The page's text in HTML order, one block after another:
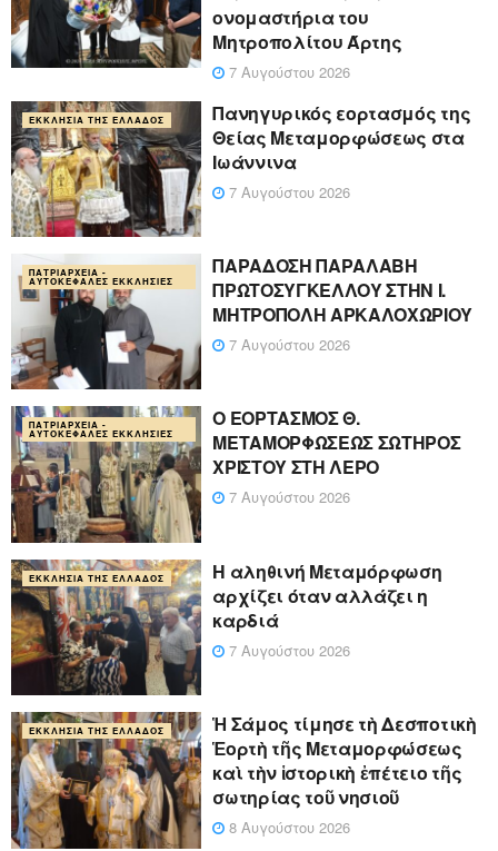
ονομαστήρια του
Μητροπολίτου Άρτης
7 Αυγούστου 2026
ΕΚΚΛΗΣΊΑ ΤΗΣ ΕΛΛΆΔΟΣ
Πανηγυρικός εορτασμός της
Θείας Μεταμορφώσεως στα
Ιωάννινα
7 Αυγούστου 2026
ΠΑΤΡΙΑΡΧΕΊΑ -
ΑΥΤΟΚΈΦΑΛΕΣ ΕΚΚΛΗΣΊΕΣ
ΠΑΡΑΔΟΣΗ ΠΑΡΑΛΑΒΗ
ΠΡΩΤΟΣΥΓΚΕΛΛΟΥ ΣΤΗΝ Ι.
ΜΗΤΡΟΠΟΛΗ ΑΡΚΑΛΟΧΩΡΙΟΥ
7 Αυγούστου 2026
ΠΑΤΡΙΑΡΧΕΊΑ -
ΑΥΤΟΚΈΦΑΛΕΣ ΕΚΚΛΗΣΊΕΣ
Ο ΕΟΡΤΑΣΜΟΣ Θ.
ΜΕΤΑΜΟΡΦΩΣΕΩΣ ΣΩΤΗΡΟΣ
ΧΡΙΣΤΟΥ ΣΤΗ ΛΕΡΟ
7 Αυγούστου 2026
ΕΚΚΛΗΣΊΑ ΤΗΣ ΕΛΛΆΔΟΣ
Η αληθινή Μεταμόρφωση
αρχίζει όταν αλλάζει η
καρδιά
7 Αυγούστου 2026
ΕΚΚΛΗΣΊΑ ΤΗΣ ΕΛΛΆΔΟΣ
Ἡ Σάμος τίμησε τὴ Δεσποτικὴ
Ἑορτὴ τῆς Μεταμορφώσεως
καὶ τὴν ἱστορικὴ ἐπέτειο τῆς
σωτηρίας τοῦ νησιοῦ
8 Αυγούστου 2026